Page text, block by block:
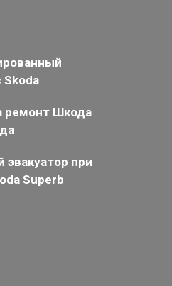
Skoda
ремонт Шкода
эвакуатор при
Superb